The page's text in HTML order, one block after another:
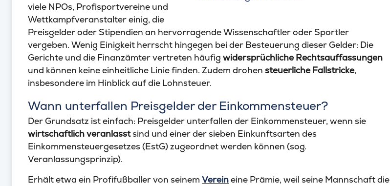
viele NPOs, Profisportvereine und
Wettkampfveranstalter einig, die
Preisgelder oder Stipendien an hervorragende Wissenschaftler oder Sportler
vergeben. Wenig Einigkeit herrscht hingegen bei der Besteuerung dieser Gelder: Die
Gerichte und die Finanzämter vertreten häufig widersprüchliche Rechtsauffassungen
und können keine einheitliche Linie finden. Zudem drohen steuerliche Fallstricke,
insbesondere im Hinblick auf die Lohnsteuer.
Wann unterfallen Preisgelder der Einkommensteuer?
Der Grundsatz ist einfach: Preisgelder unterfallen der Einkommensteuer, wenn sie
wirtschaftlich veranlasstsind und einer der sieben Einkunftsarten des
Einkommensteuergesetzes (EstG) zugeordnet werden können (sog.
Veranlassungsprinzip).
Erhält etwa ein Profifußballer von seinem Vereineine Prämie, weil seine Mannschaft die